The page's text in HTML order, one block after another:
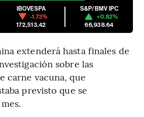
IBOVESPA
-1.73%
172,513.42
S&P/BMV IPC
+0.82%
66,938.64
extenderá hasta finales de
sobre las
carne vacuna, que
previsto que se